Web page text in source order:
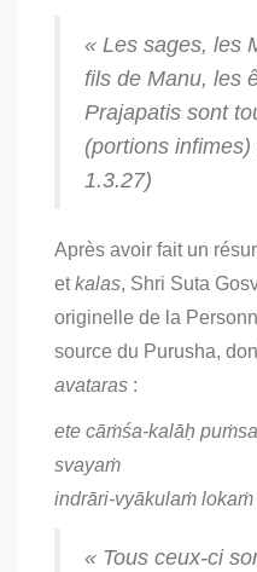
« Les sages, les
fils de Manu, les
Prajapatis sont
(portions
1.3.27)
Après avoir fait un
etkalas, Shri Suta
originelle de la
source du Purusha,
avataras :
ete cāṁśa-kalāḥ
svayaṁ
indrāri-vyākulaṁ
« Tous ceux-ci